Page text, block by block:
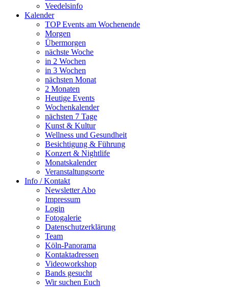
Veedelsinfo
Kalender
TOP Events am Wochenende
Morgen
Übermorgen
nächste Woche
in 2 Wochen
in 3 Wochen
nächsten Monat
2 Monaten
Heutige Events
Wochenkalender
nächsten 7 Tage
Kunst & Kultur
Wellness und Gesundheit
Besichtigung & Führung
Konzert & Nightlife
Monatskalender
Veranstaltungsorte
Info / Kontakt
Newsletter Abo
Impressum
Login
Fotogalerie
Datenschutzerklärung
Team
Köln-Panorama
Kontaktadressen
Videoworkshop
Bands gesucht
Wir suchen Euch